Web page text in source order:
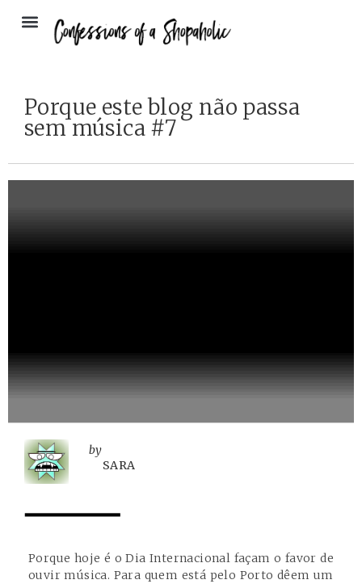
Porque este blog não passa
sem música #7
by
SARA
Porque hoje é o Dia Internacional façam o favor de
ouvir música. Para quem está pelo Porto dêem um